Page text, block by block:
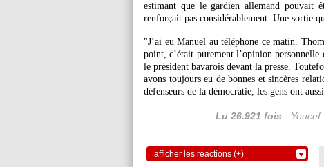
estimant que le gardien allemand pouvait
renforçait pas considérablement. Une sortie
"J’ai eu Manuel au téléphone ce matin.
point, c’était purement l’opinion
le président bavarois devant la presse.
avons toujours eu de bonnes et sincères
défenseurs de la démocratie, les gens ont
Lu 26.921 fois -
afficher les réactions (+)